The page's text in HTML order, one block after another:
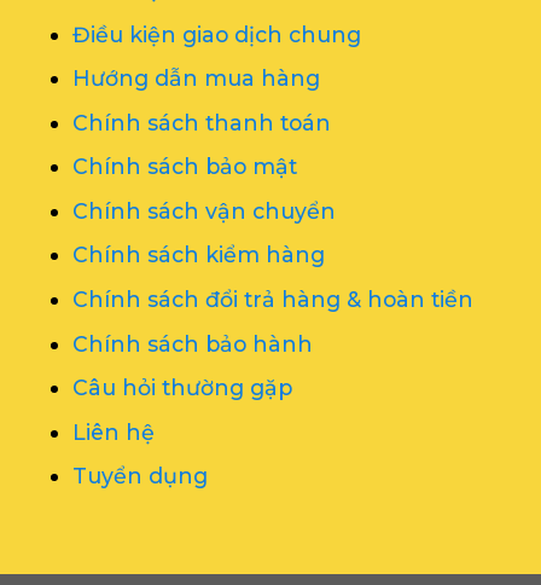
Điều kiện giao dịch chung
Hướng dẫn mua hàng
Chính sách thanh toán
Chính sách bảo mật
Chính sách vận chuyển
Chính sách kiểm hàng
Chính sách đổi trả hàng & hoàn tiền
Chính sách bảo hành
Câu hỏi thường gặp
Liên hệ
Tuyển dụng